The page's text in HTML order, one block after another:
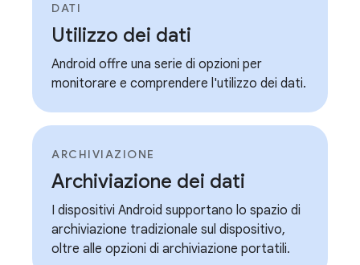
DATI
Utilizzo dei dati
Android offre una serie di opzioni per
monitorare e comprendere l'utilizzo dei dati.
ARCHIVIAZIONE
Archiviazione dei dati
I dispositivi Android supportano lo spazio di
archiviazione tradizionale sul dispositivo,
oltre alle opzioni di archiviazione portatili.